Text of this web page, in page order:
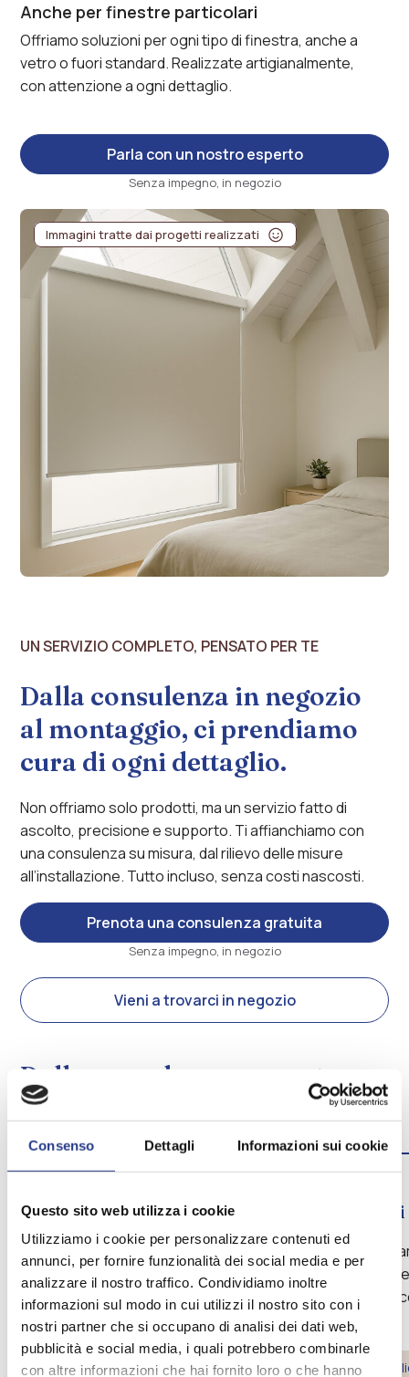
Consenso Dettagli Informazioni sui cookie
Questo sito web utilizza i cookie
Utilizziamo i cookie per personalizzare contenuti ed
annunci, per fornire funzionalità dei social media e per
analizzare il nostro traffico. Condividiamo inoltre
informazioni sul modo in cui utilizzi il nostro sito con i
nostri partner che si occupano di analisi dei dati web,
pubblicità e social media, i quali potrebbero combinarle
con altre informazioni che hai fornito loro o che hanno
Immagini tratte dai progetti realizzati
Anche per finestre particolari
Offriamo soluzioni per ogni tipo di finestra, anche a
vetro o fuori standard. Realizzate artigianalmente,
con attenzione a ogni dettaglio.
Parla con un nostro esperto
Senza impegno, in negozio
UN SERVIZIO COMPLETO, PENSATO PER TE
Dalla consulenza in negozio
al montaggio, ci prendiamo
cura di ogni dettaglio.
Non offriamo solo prodotti, ma un servizio fatto di
ascolto, precisione e supporto. Ti affianchiamo con
una consulenza su misura, dal rilievo delle misure
all’installazione. Tutto incluso, senza costi nascosti.
Prenota una consulenza gratuita
Senza impegno, in negozio
Vieni a trovarci in negozio
Dalla consulenza a casa tua
Slide
La tua idea
Partiamo dalla tua idea di casa e
troviamo insieme la soluzione su
misura, adatta ai tuoi spazi e al tuo
stile.
Ti
colori
per te,
successiva